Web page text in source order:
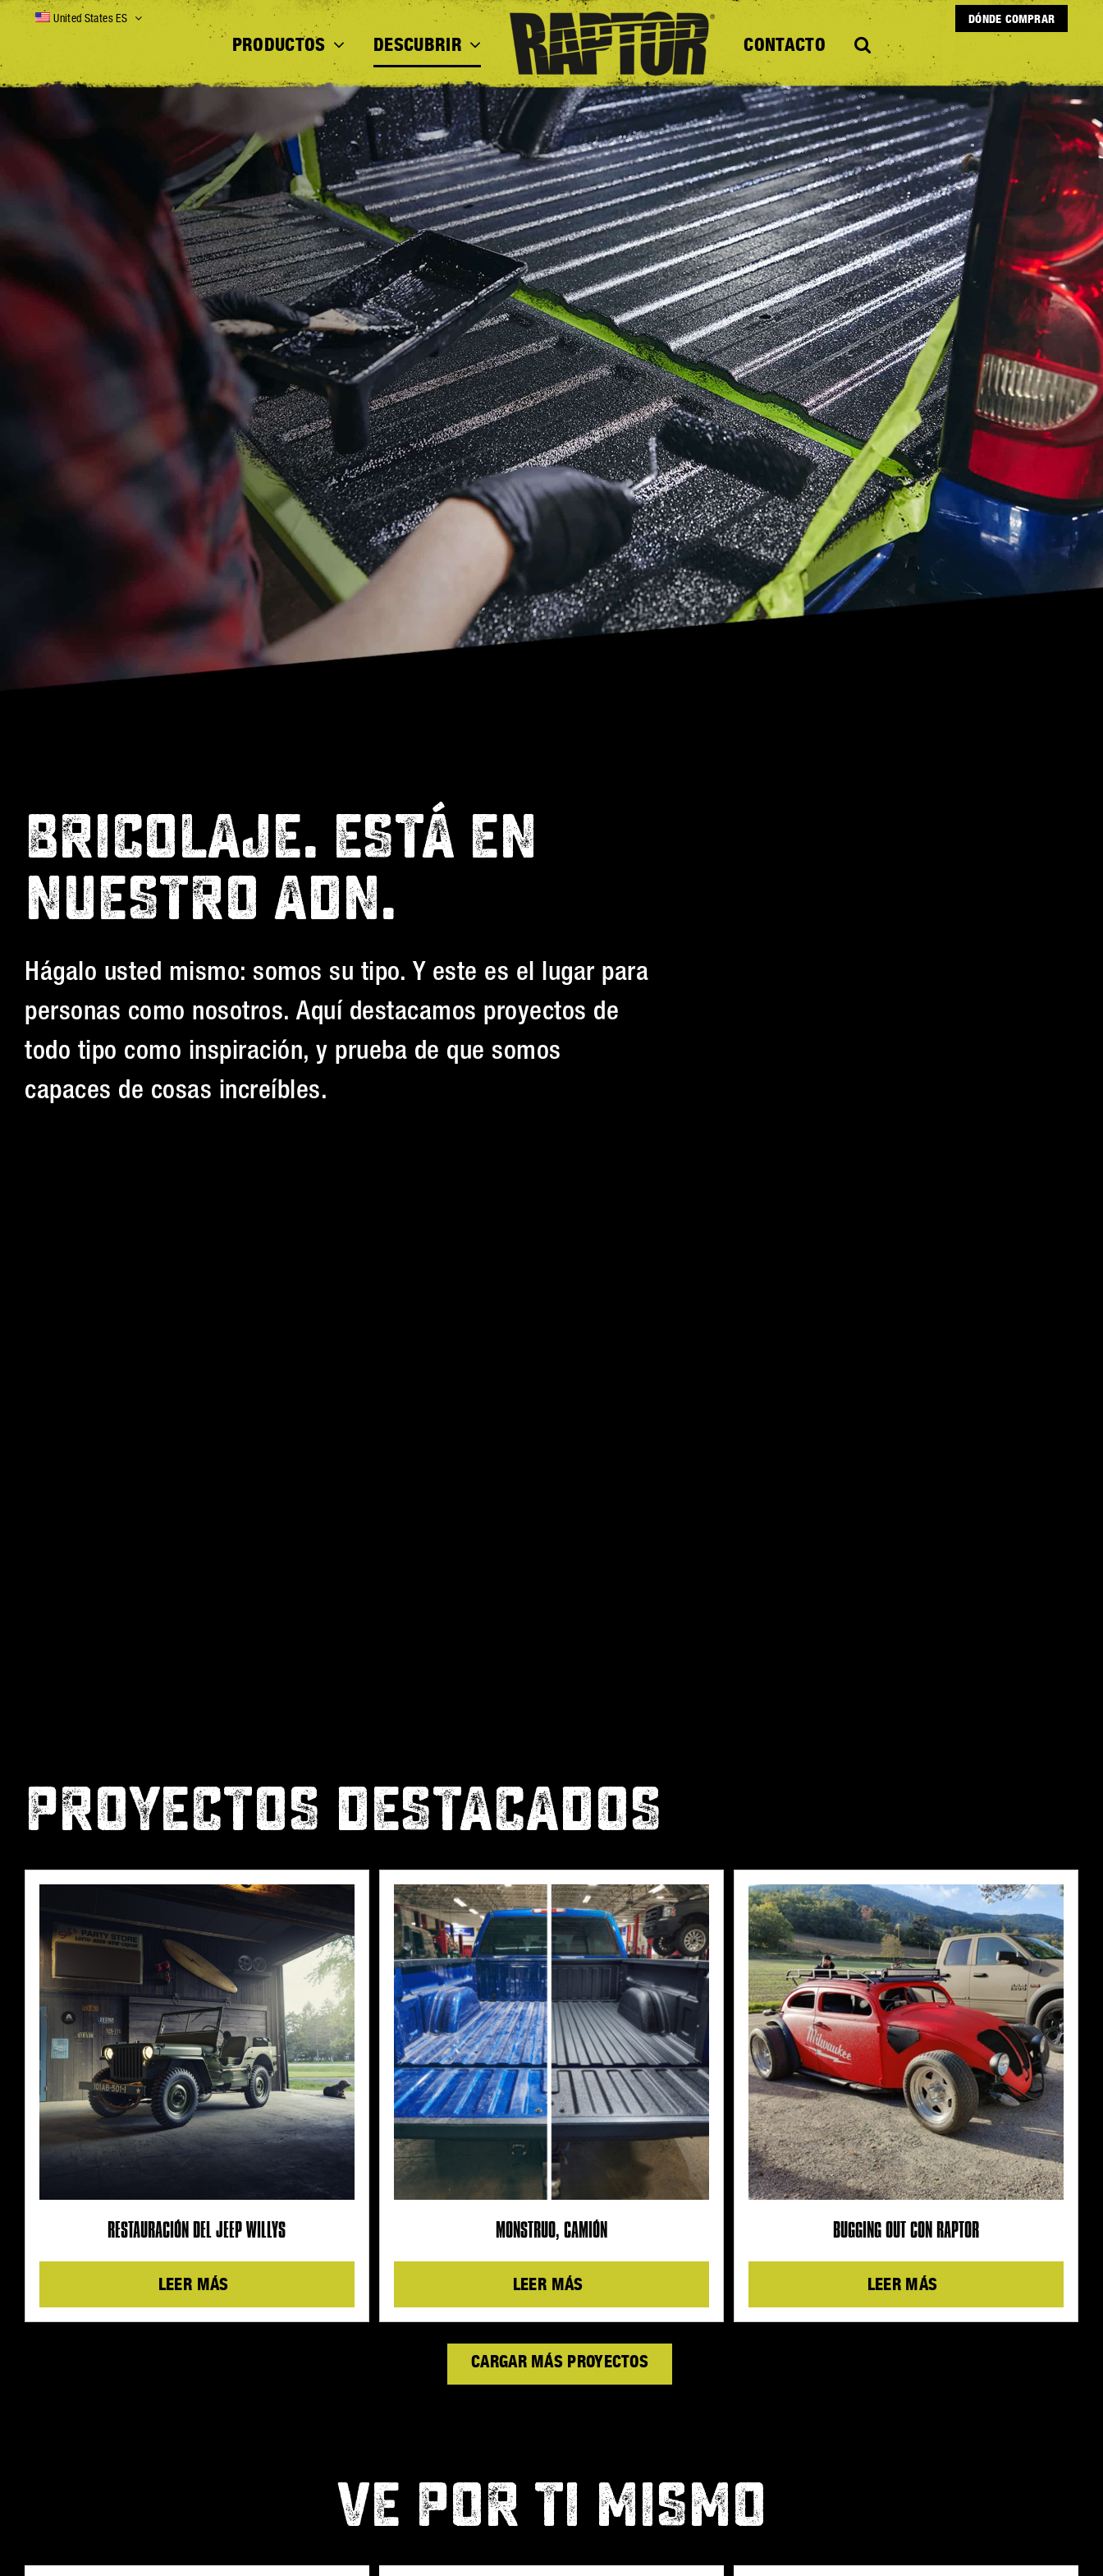
Skip
content
United States ES DÓNDE COMPRAR
PRODUCTOS DESCUBRIR CONTACTO
BRICOLAJE. ESTÁ EN
NUESTRO ADN.
Hágalo usted mismo: somos su tipo. Y este es el lugar para
personas como nosotros. Aquí destacamos proyectos de
todo tipo como inspiración, y prueba de que somos
capaces de cosas increíbles.
PROYECTOS DESTACADOS
RESTAURACIÓN DEL JEEP WILLYS
Details
MONSTRUO, CAMIÓN
Details
BUGGING OUT CON RAPTOR
Details
LOAD MORE PRODUCTS
VE POR TI MISMO